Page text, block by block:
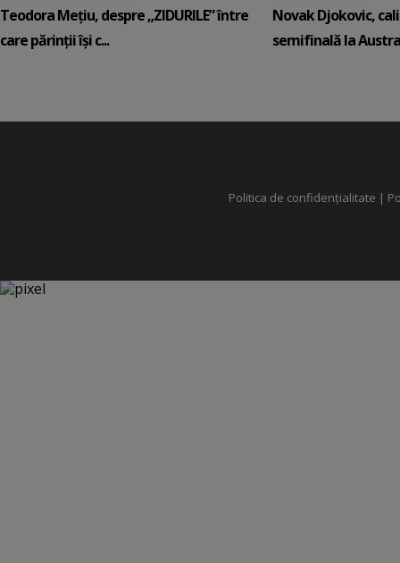
Teodora Mețiu, despre „ZIDURILE” între
care părinții își c...
Novak Djokovic,
semifinală la
Politica de confidențialitate |